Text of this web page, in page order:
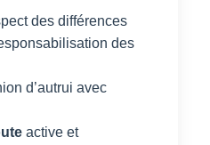
des différences
des
d’autrui avec
active et